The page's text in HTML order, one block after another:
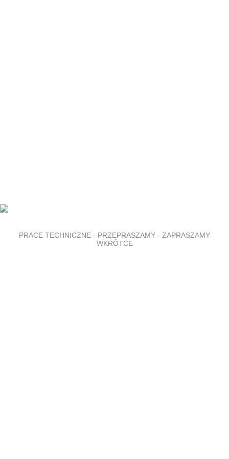
PRACE TECHNICZNE - PRZEPRASZAMY - ZAPRASZAMY
WKRÓTCE